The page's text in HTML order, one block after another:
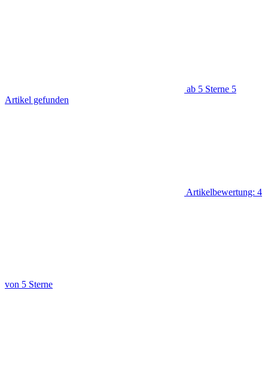
ab 5 Sterne 5
Artikel gefunden
Artikelbewertung: 4
von 5 Sterne